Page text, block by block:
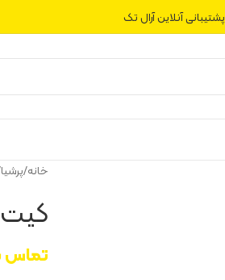
پشتیبانی آنلاین آرال تک
خانه/پرشیا
تماس